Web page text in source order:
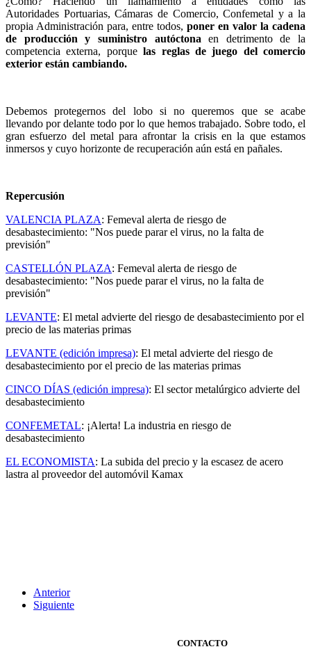
Autoridades Portuarias, Cámaras de Comercio, Confemetal y a la
propia Administración para, entre todos, poner en valor la cadena
de producción y suministro autóctona en detrimento de la
competencia externa, porquelas reglas de juego del comercio
exterior están cambiando.
Debemos protegernos del lobo si no queremos que se acabe
llevando por delante todo por lo que hemos trabajado. Sobre todo, el
gran esfuerzo del metal para afrontar la crisis en la que estamos
inmersos y cuyo horizonte de recuperación aún está en pañales.
Repercusión
VALENCIA PLAZA: Femeval alerta de riesgo de
desabastecimiento: "Nos puede parar el virus, no la falta de
previsión"
CASTELLÓN PLAZA: Femeval alerta de riesgo de
desabastecimiento: "Nos puede parar el virus, no la falta de
previsión"
LEVANTE: El metal advierte del riesgo de desabastecimiento por el
precio de las materias primas
LEVANTE (edición impresa): El metal advierte del riesgo de
desabastecimiento por el precio de las materias primas
CINCO DÍAS (edición impresa): El sector metalúrgico advierte del
desabastecimiento
CONFEMETAL: ¡Alerta! La industria en riesgo de
desabastecimiento
EL ECONOMISTA: La subida del precio y la escasez de acero
lastra al proveedor del automóvil Kamax
Anterior
Siguiente
CONTACTO